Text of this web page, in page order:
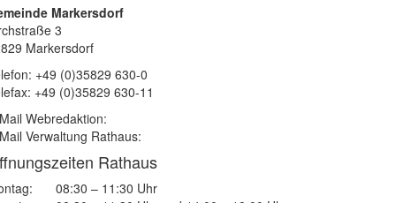
Markersdorf
3
Markersdorf
+49 (0)35829 630-0
+49 (0)35829 630-11
Webredaktion:
Verwaltung Rathaus:
Rathaus
08:30 – 11:30 Uhr